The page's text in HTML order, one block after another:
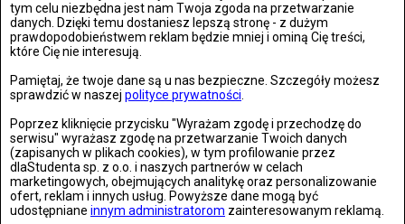
tym celu niezbędna jest nam Twoja zgoda na przetwarzanie
danych. Dzięki temu dostaniesz lepszą stronę - z dużym
prawdopodobieństwem reklam będzie mniej i ominą Cię treści,
które Cię nie interesują.
Pamiętaj, że twoje dane są u nas bezpieczne. Szczegóły możesz
sprawdzić w naszej polityce prywatności
Poprzez kliknięcie przycisku "Wyrażam zgodę i przechodzę do
serwisu" wyrażasz zgodę na przetwarzanie Twoich danych
(zapisanych w plikach cookies), w tym profilowanie przez
dlaStudenta sp. z o.o. i naszych partnerów w celach
marketingowych, obejmujących analitykę oraz personalizowanie
ofert, reklam i innych usług. Powyższe dane mogą być
udostępniane innym administratorom zainteresowanym reklamą.
Stronie Śląskie w ruinach: skutki niszczycielskiej powodzi